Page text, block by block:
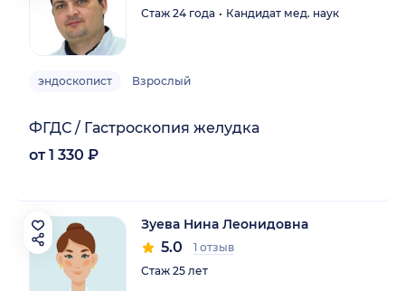
Стаж 24 года
Кандидат мед. наук
эндоскопист Взрослый
ФГДС / Гастроскопия желудка
от 1 330 ₽
Зуева Нина Леонидовна
5.0
1 отзыв
Стаж 25 лет